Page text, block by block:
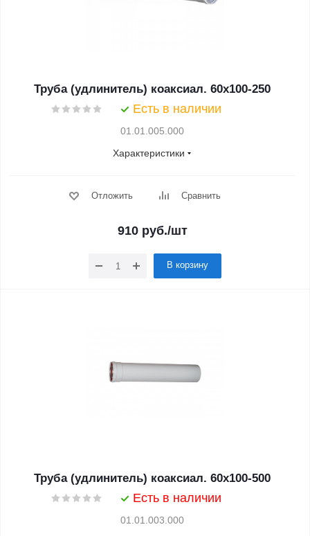
Труба (удлинитель) коаксиал. 60х100-250
Есть в наличии
01.01.005.000
Характеристики
Отложить Сравнить
910 руб./шт
В корзину
Труба (удлинитель) коаксиал. 60x100-500
Есть в наличии
01.01.003.000